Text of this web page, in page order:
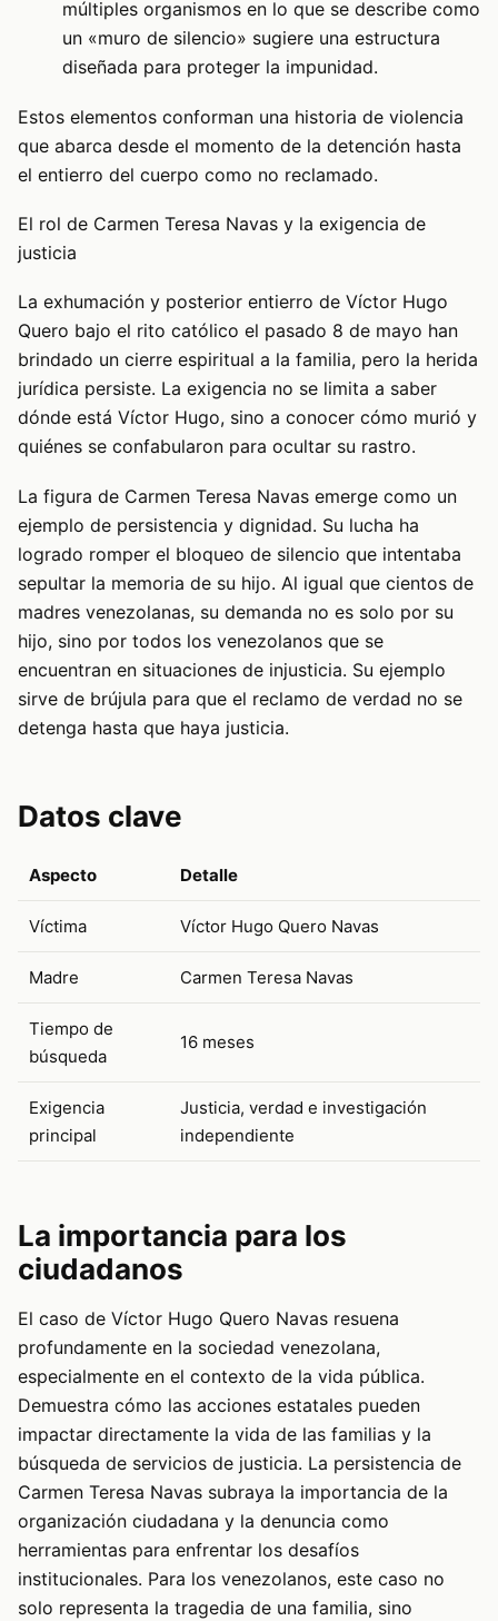
múltiples organismos en lo que se describe como
un «muro de silencio» sugiere una estructura
diseñada para proteger la impunidad.
Estos elementos conforman una historia de violencia
que abarca desde el momento de la detención hasta
el entierro del cuerpo como no reclamado.
El rol de Carmen Teresa Navas y la exigencia de
justicia
La exhumación y posterior entierro de Víctor Hugo
Quero bajo el rito católico el pasado 8 de mayo han
brindado un cierre espiritual a la familia, pero la herida
jurídica persiste. La exigencia no se limita a saber
dónde está Víctor Hugo, sino a conocer cómo murió y
quiénes se confabularon para ocultar su rastro.
La figura de Carmen Teresa Navas emerge como un
ejemplo de persistencia y dignidad. Su lucha ha
logrado romper el bloqueo de silencio que intentaba
sepultar la memoria de su hijo. Al igual que cientos de
madres venezolanas, su demanda no es solo por su
hijo, sino por todos los venezolanos que se
encuentran en situaciones de injusticia. Su ejemplo
sirve de brújula para que el reclamo de verdad no se
detenga hasta que haya justicia.
Datos clave
Aspecto Detalle
Víctima Víctor Hugo Quero Navas
Madre Carmen Teresa Navas
Tiempo de
búsqueda
16 meses
Exigencia
principal
Justicia, verdad e investigación
independiente
La importancia para los
ciudadanos
El caso de Víctor Hugo Quero Navas resuena
profundamente en la sociedad venezolana,
especialmente en el contexto de la vida pública.
Demuestra cómo las acciones estatales pueden
impactar directamente la vida de las familias y la
búsqueda de servicios de justicia. La persistencia de
Carmen Teresa Navas subraya la importancia de la
organización ciudadana y la denuncia como
herramientas para enfrentar los desafíos
institucionales. Para los venezolanos, este caso no
solo representa la tragedia de una familia, sino